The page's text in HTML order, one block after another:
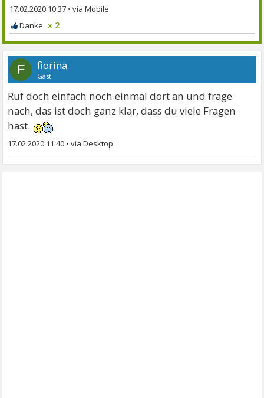
17.02.2020 10:37 •
x 2
F fiorina
Gast
Ruf doch einfach noch einmal dort an und frage
nach, das ist doch ganz klar, dass du viele Fragen
hast.
17.02.2020 11:40 •